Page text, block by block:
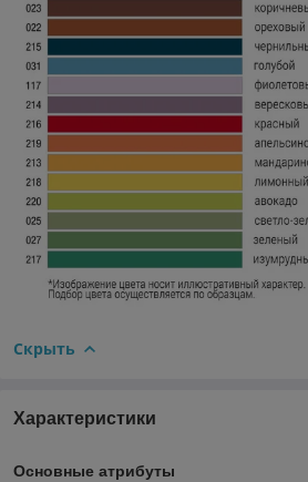
Скрыть
Характеристики
Основные атрибуты